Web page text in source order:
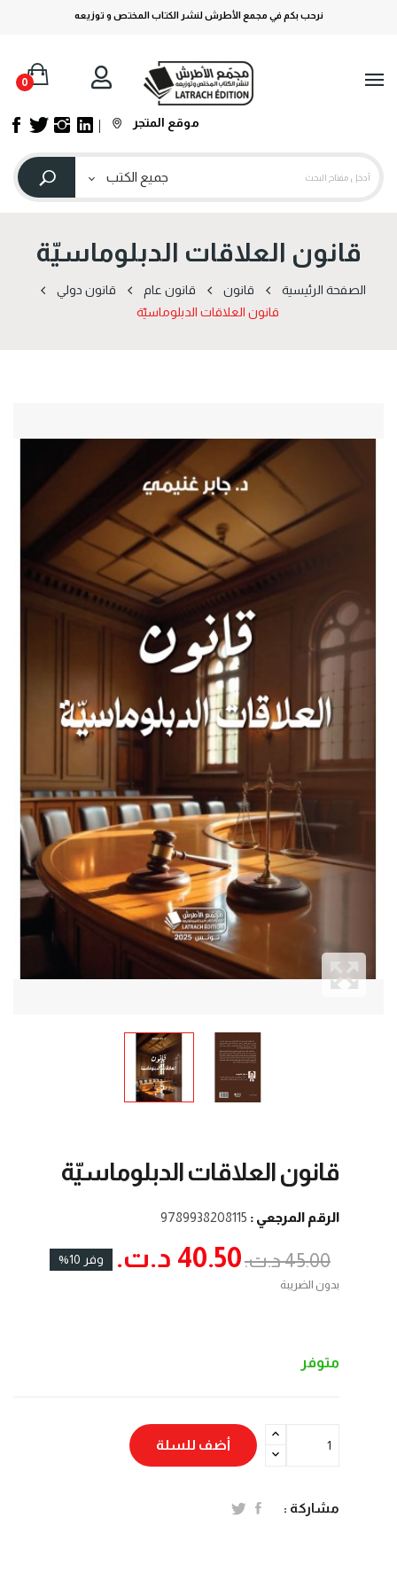
نرحب بكم في مجمع الأطرش لنشر الكتاب المختص و توزيعه
0
موقع المتجر
قانون العلاقات الدبلوماسيّة
الصفحة الرئيسية قانون قانون عام
قانون دولي
قانون العلاقات الدبلوماسيّة
قانون العلاقات الدبلوماسيّة
الرقم المرجعي : 9789938208115
45.00 د.ت.‏ 40.50 د.ت.‏ وفر 10%
بدون الضريبة
متوفر
أضف للسلة
مشاركة :